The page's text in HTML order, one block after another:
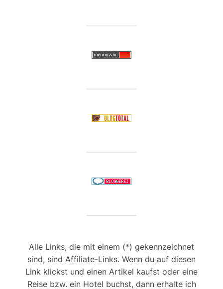
Alle Links, die mit einem (*) gekennzeichnet
sind, sind Affiliate-Links. Wenn du auf diesen
Link klickst und einen Artikel kaufst oder eine
Reise bzw. ein Hotel buchst, dann erhalte ich